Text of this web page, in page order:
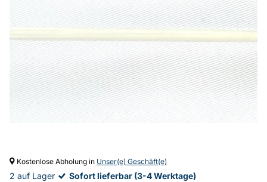
Kostenlose Abholung in Unser(e) Geschäft(e)
2 auf Lager
Sofort lieferbar (3-4 Werktage)